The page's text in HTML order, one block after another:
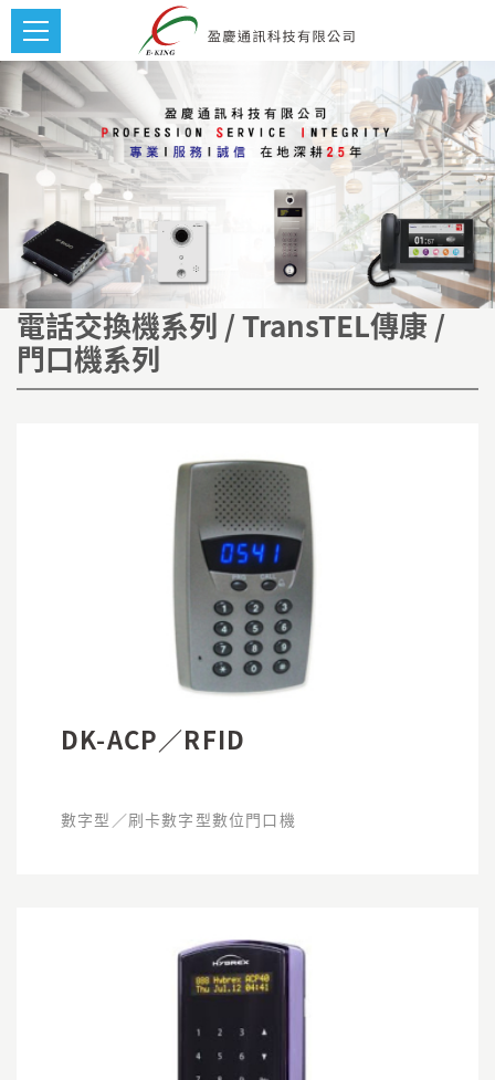
電話交換機系列 / TransTEL傳康 /
門口機系列
DK-ACP／RFID
數字型／刷卡數字型數位門口機